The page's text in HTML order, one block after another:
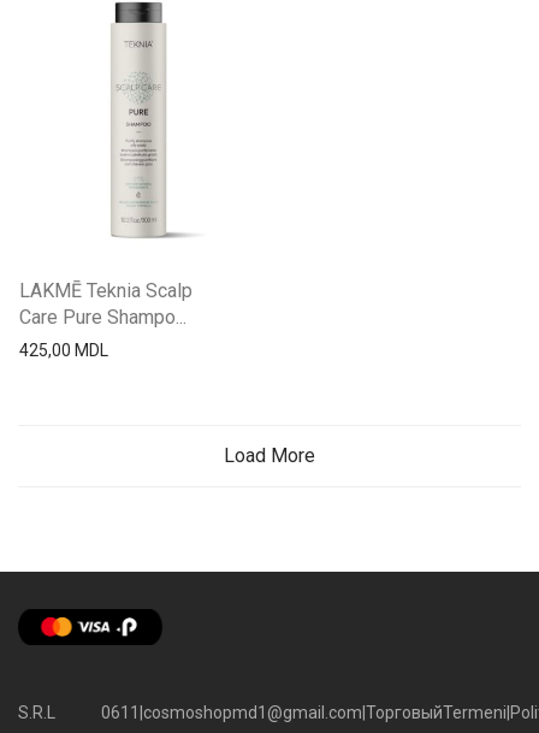
LAKMĒ Teknia Scalp
Care Pure Shampo...
425,00 MDL
Load More
S.R.L 0611 cosmoshopmd1@gmail.com ТорговыйTermeni